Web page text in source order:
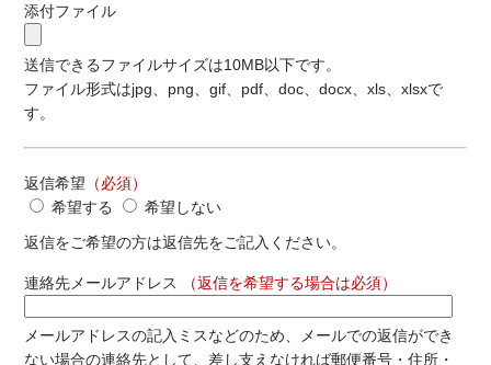
添付ファイル
送信できるファイルサイズは10MB以下です。
ファイル形式はjpg、png、gif、pdf、doc、docx、xls、xlsxで
す。
返信希望 （必須）
希望する
希望しない
返信をご希望の方は返信先をご記入ください。
連絡先メールアドレス （返信を希望する場合は必須）
メールアドレスの記入ミスなどのため、メールでの返信ができ
ない場合の連絡先として、差し支えなければ郵便番号・住所・